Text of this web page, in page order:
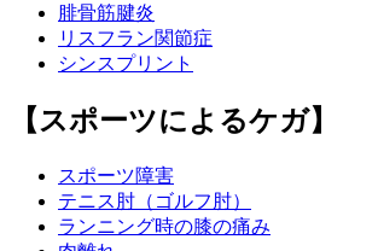
腓骨筋腱炎
リスフラン関節症
シンスプリント
【スポーツによるケガ】
スポーツ障害
テニス肘（ゴルフ肘）
ランニング時の膝の痛み